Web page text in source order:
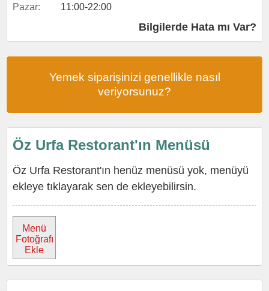
Pazar:
11:00-22:00
Bilgilerde Hata mı Var?
Yemek siparişinizi genellikle nasıl
veriyorsunuz?
Öz Urfa Restorant'ın Menüsü
Öz Urfa Restorant'ın henüz menüsü yok, menüyü
ekleye tıklayarak sen de ekleyebilirsin.
Menü
Fotoğrafı
Ekle